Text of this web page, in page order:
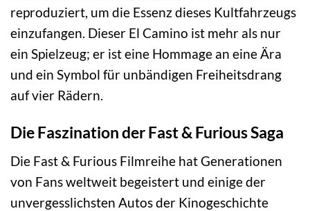
reproduziert, um die Essenz dieses Kultfahrzeugs
einzufangen. Dieser El Camino ist mehr als nur
ein Spielzeug; er ist eine Hommage an eine Ära
und ein Symbol für unbändigen Freiheitsdrang
auf vier Rädern.
Die Faszination der Fast & Furious Saga
Die Fast & Furious Filmreihe hat Generationen
von Fans weltweit begeistert und einige der
unvergesslichsten Autos der Kinogeschichte